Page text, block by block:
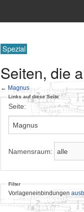
Spezial
Seiten, die
← Magnus
Links auf diese Seite
Seite:
Namensraum:
Filter
Vorlageneinbindungen